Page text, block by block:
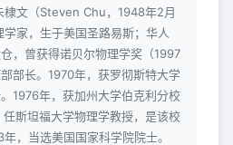
棣文（Steven Chu，1948年2月
家，生于美国圣路易斯；华人
，曾获得诺贝尔物理学奖（1997
部长。1970年，获罗彻斯特大学
1976年，获加州大学伯克利分校
斯坦福大学物理学教授，是该校
，当选美国国家科学院院士。